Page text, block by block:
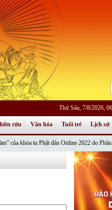
Thứ Sáu, 7/8/2026,
tu Phật đản Online 2022 do Phân ban Phật
cứu Văn hóa Tuổi trẻ Lịch sử